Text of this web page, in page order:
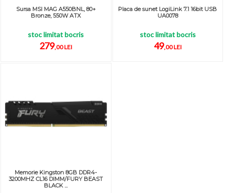
Sursa MSI MAG A550BNL, 80+
Bronze, 550W ATX
stoc limitat bocris
279,00 LEI
Placa de sunet LogiLink 7.1 16bit USB
UA0078
stoc limitat bocris
49,00 LEI
Memorie Kingston 8GB DDR4-
3200MHZ CL16 DIMM/FURY BEAST
BLACK ...